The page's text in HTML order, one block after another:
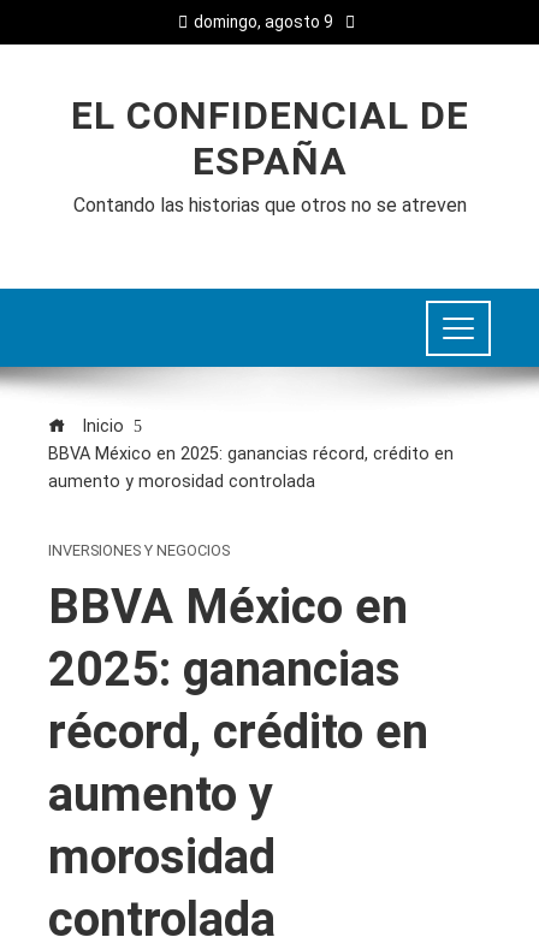
domingo, agosto 9
EL CONFIDENCIAL DE
ESPAÑA
Contando las historias que otros no se atreven
Inicio
BBVA México en 2025: ganancias récord, crédito en
aumento y morosidad controlada
INVERSIONES Y NEGOCIOS
BBVA México en
2025: ganancias
récord, crédito en
aumento y
morosidad
controlada